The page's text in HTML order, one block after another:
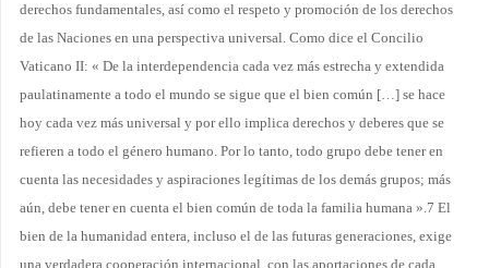
derechos fundamentales, así como el respeto y promoción de los derechos
de las Naciones en una perspectiva universal. Como dice el Concilio
Vaticano II: « De la interdependencia cada vez más estrecha y extendida
paulatinamente a todo el mundo se sigue que el bien común […] se hace
hoy cada vez más universal y por ello implica derechos y deberes que se
refieren a todo el género humano. Por lo tanto, todo grupo debe tener en
cuenta las necesidades y aspiraciones legítimas de los demás grupos; más
aún, debe tener en cuenta el bien común de toda la familia humana ».7 El
bien de la humanidad entera, incluso el de las futuras generaciones, exige
una verdadera cooperación internacional, con las aportaciones de cada